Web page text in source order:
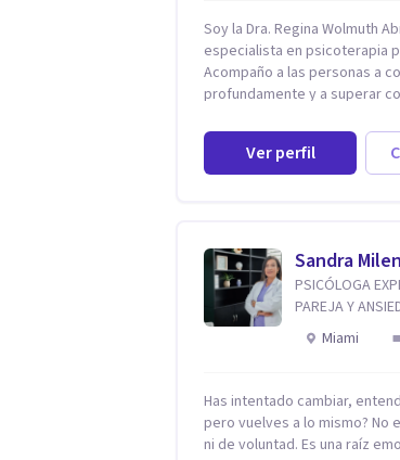
Soy la Dra. Regina Wolmuth
especialista en psicoterapia
Acompaño a las personas a
profundamente y a superar
su calidad de vida. He
instituciones como el Hospital
Rafael, Instituto Psiquiátrico
privilegio de colaborar en
Olivar del Conde y
permitió conocer diversas
necesidades.
Ver perfil
Sandra
PSICÓLOGA
PAREJA Y
Miami
Has intentado cambiar,
pero vuelves a lo mismo? No
ni de voluntad. Es una raíz